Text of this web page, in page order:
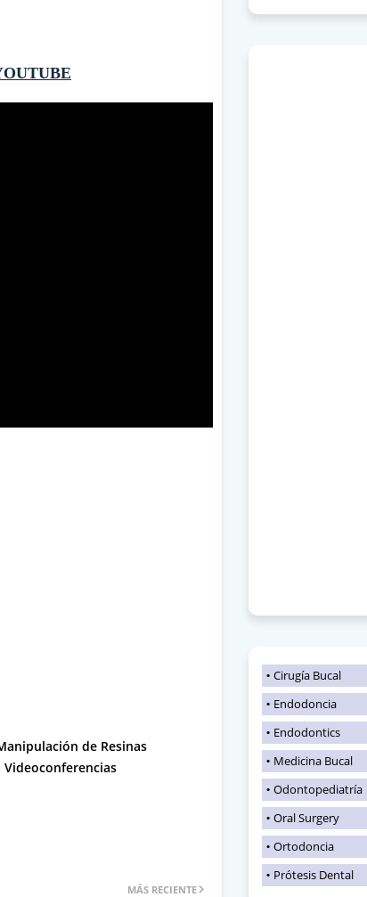
de Resinas
Videoconferencias
MÁS RECIENTE
Cirugía Bucal
Endodoncia
Endodontics
Medicina Bucal
Odontopediatría
Oral Surgery
Ortodoncia
Prótesis Dental